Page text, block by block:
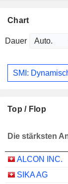
Chart
Dauer
SMI:
Top / Flop
Die stärksten
ALCON INC.
SIKA AG